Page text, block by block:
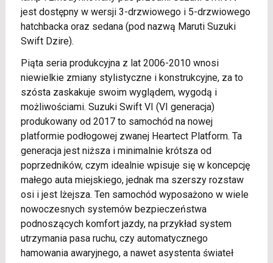
jest dostępny w wersji 3-drzwiowego i 5-drzwiowego
hatchbacka oraz sedana (pod nazwą Maruti Suzuki
Swift Dzire).
Piąta seria produkcyjna z lat 2006-2010 wnosi
niewielkie zmiany stylistyczne i konstrukcyjne, za to
szósta zaskakuje swoim wyglądem, wygodą i
możliwościami. Suzuki Swift VI (VI generacja)
produkowany od 2017 to samochód na nowej
platformie podłogowej zwanej Heartect Platform. Ta
generacja jest niższa i minimalnie krótsza od
poprzedników, czym idealnie wpisuje się w koncepcję
małego auta miejskiego, jednak ma szerszy rozstaw
osi i jest lżejsza. Ten samochód wyposażono w wiele
nowoczesnych systemów bezpieczeństwa
podnoszących komfort jazdy, na przykład system
utrzymania pasa ruchu, czy automatycznego
hamowania awaryjnego, a nawet asystenta świateł